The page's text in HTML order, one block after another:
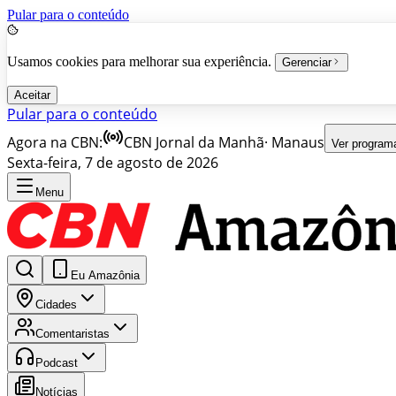
Pular para o conteúdo
Usamos cookies para melhorar sua experiência. Gerenciar
Aceitar
Pular para o conteúdo
Agora na CBN:
CBN Jornal da Manhã· Manaus Ver
Sexta-feira, 7 de agosto de 2026
Menu
Eu Amazônia
Cidades
Comentaristas
Podcast
Notícias